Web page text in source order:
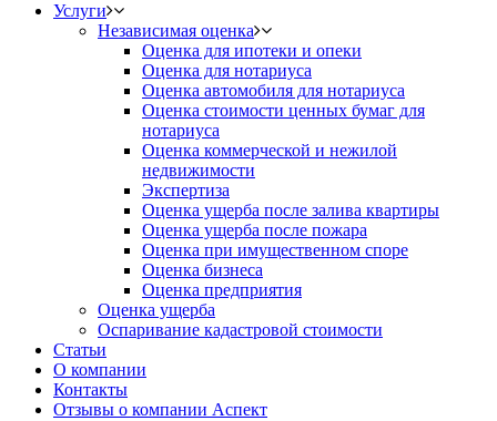
Услуги
Независимая оценка
Оценка для ипотеки и опеки
Оценка для нотариуса
Оценка автомобиля для нотариуса
Оценка стоимости ценных бумаг для
нотариуса
Оценка коммерческой и нежилой
недвижимости
Экспертиза
Оценка ущерба после залива квартиры
Оценка ущерба после пожара
Оценка при имущественном споре
Оценка бизнеса
Оценка предприятия
Оценка ущерба
Оспаривание кадастровой стоимости
Статьи
О компании
Контакты
Отзывы о компании Аспект